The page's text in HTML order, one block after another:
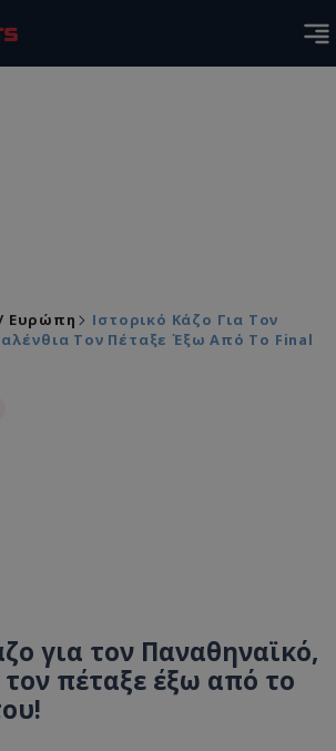
Ευρώπη
Ιστορικό Κάζο Για Τον
Τον Πέταξε Έξω Από Το Final
για τον Παναθηναϊκό,
πέταξε έξω από το